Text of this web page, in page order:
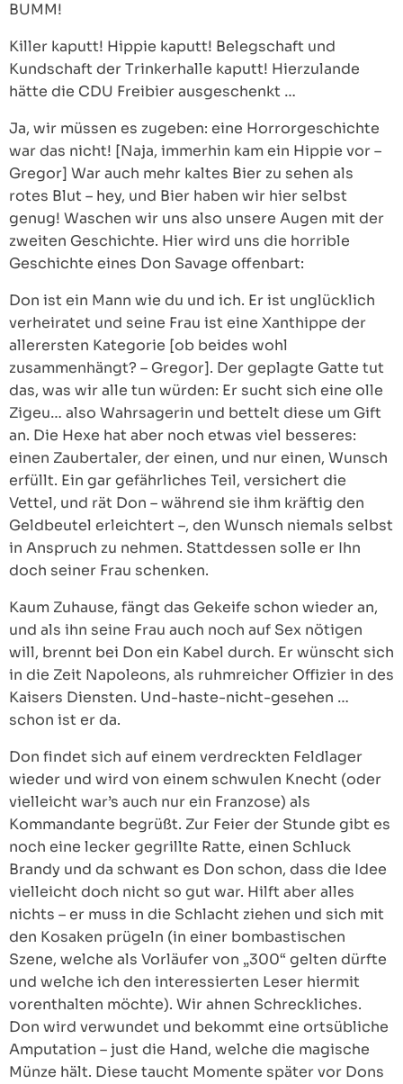
BUMM!
Killer kaputt! Hippie kaputt! Belegschaft und
Kundschaft der Trinkerhalle kaputt! Hierzulande
hätte die CDU Freibier ausgeschenkt …
Ja, wir müssen es zugeben: eine Horrorgeschichte
war das nicht! [Naja, immerhin kam ein Hippie vor –
Gregor] War auch mehr kaltes Bier zu sehen als
rotes Blut – hey, und Bier haben wir hier selbst
genug! Waschen wir uns also unsere Augen mit der
zweiten Geschichte. Hier wird uns die horrible
Geschichte eines Don Savage offenbart:
Don ist ein Mann wie du und ich. Er ist unglücklich
verheiratet und seine Frau ist eine Xanthippe der
allerersten Kategorie [ob beides wohl
zusammenhängt? – Gregor]. Der geplagte Gatte tut
das, was wir alle tun würden: Er sucht sich eine olle
Zigeu… also Wahrsagerin und bettelt diese um Gift
an. Die Hexe hat aber noch etwas viel besseres:
einen Zaubertaler, der einen, und nur einen, Wunsch
erfüllt. Ein gar gefährliches Teil, versichert die
Vettel, und rät Don – während sie ihm kräftig den
Geldbeutel erleichtert –, den Wunsch niemals selbst
in Anspruch zu nehmen. Stattdessen solle er Ihn
doch seiner Frau schenken.
Kaum Zuhause, fängt das Gekeife schon wieder an,
und als ihn seine Frau auch noch auf Sex nötigen
will, brennt bei Don ein Kabel durch. Er wünscht sich
in die Zeit Napoleons, als ruhmreicher Offizier in des
Kaisers Diensten. Und-haste-nicht-gesehen …
schon ist er da.
Don findet sich auf einem verdreckten Feldlager
wieder und wird von einem schwulen Knecht (oder
vielleicht war’s auch nur ein Franzose) als
Kommandante begrüßt. Zur Feier der Stunde gibt es
noch eine lecker gegrillte Ratte, einen Schluck
Brandy und da schwant es Don schon, dass die Idee
vielleicht doch nicht so gut war. Hilft aber alles
nichts – er muss in die Schlacht ziehen und sich mit
den Kosaken prügeln (in einer bombastischen
Szene, welche als Vorläufer von „300“ gelten dürfte
und welche ich den interessierten Leser hiermit
vorenthalten möchte). Wir ahnen Schreckliches.
Don wird verwundet und bekommt eine ortsübliche
Amputation – just die Hand, welche die magische
Münze hält. Diese taucht Momente später vor Dons